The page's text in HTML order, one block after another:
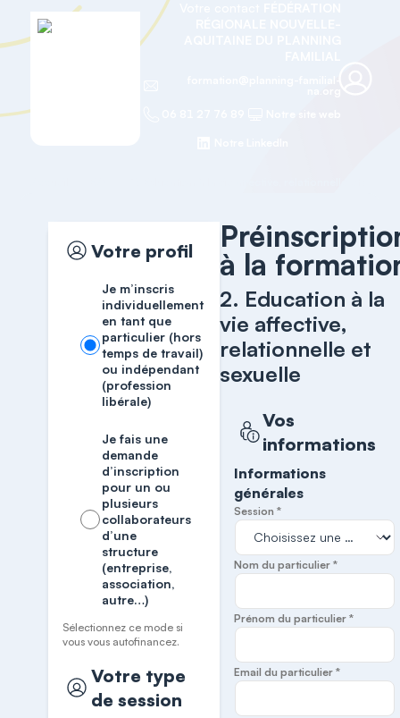
Votre profil
Je m’inscris
individuellement
en tant que
particulier (hors
temps de travail)
ou indépendant
(profession
libérale)
Je fais une
demande
d’inscription
pour un ou
plusieurs
collaborateurs
d’une
structure
(entreprise,
association,
autre…)
Sélectionnez ce mode si
vous vous autofinancez.
Votre type
de session
à la
2. Education à la
vie affective,
relationnelle et
sexuelle
Vos
informations
Informations
générales
Session *
Nom du particulier *
Prénom du particulier *
Email du particulier *